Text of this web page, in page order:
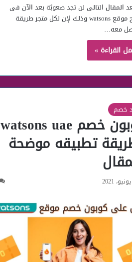
المقال التالى لن تجد صعوبًة بعد الآن فى
تصفح موقع watsons وذلك لإن لكل متجر طريقة
معه…
القراءة »
خصم
كوبون خصم watsons uae
تطبيقه موضحة